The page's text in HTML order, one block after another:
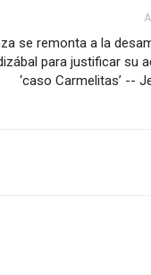
se remonta a la
para justificar su
‘caso Carmelitas’ --